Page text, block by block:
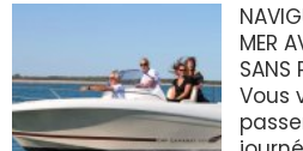
MER
SANS
Vous